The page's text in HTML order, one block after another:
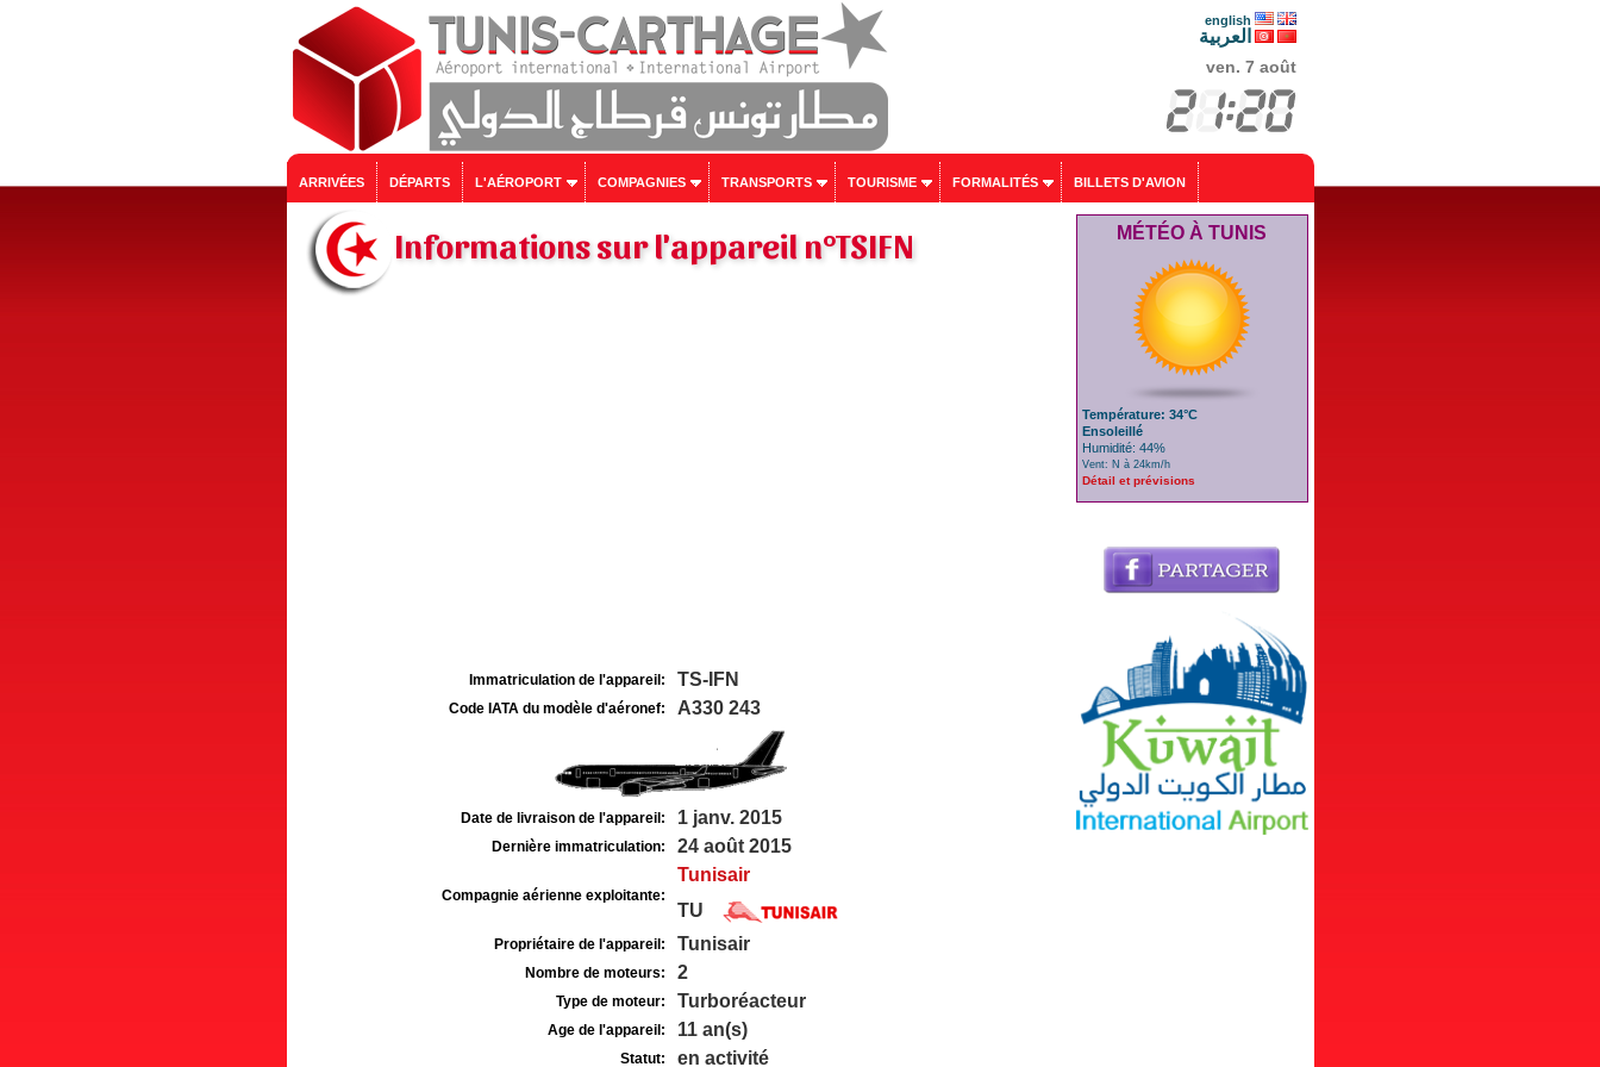
english
العربية
ven. 7 août
ARRIVÉES DÉPARTS L'AÉROPORT COMPAGNIES TRANSPORTS TOURISME FORMALITÉS BILLETS D'AVION
Informations sur l'appareil n°TSIFN
Immatriculation de l'appareil: TS-IFN
Code IATA du modèle d'aéronef: A330 243
Date de livraison de l'appareil: 1 janv. 2015
Dernière immatriculation: 24 août 2015
Compagnie aérienne exploitante:
Tunisair
TU
Propriétaire de l'appareil: Tunisair
Nombre de moteurs: 2
Type de moteur: Turboréacteur
Age de l'appareil: 11 an(s)
Statut: en activité
MÉTÉO À TUNIS
Température: 34°C
Ensoleillé
Humidité: 44%
Vent: N à 24km/h
Détail et prévisions